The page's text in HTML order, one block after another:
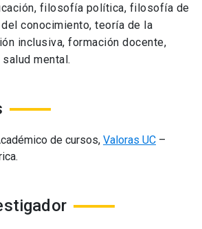
filosofía política, filosofía de
conocimiento, teoría de la
inclusiva, formación docente,
mental.
de cursos, Valoras UC –